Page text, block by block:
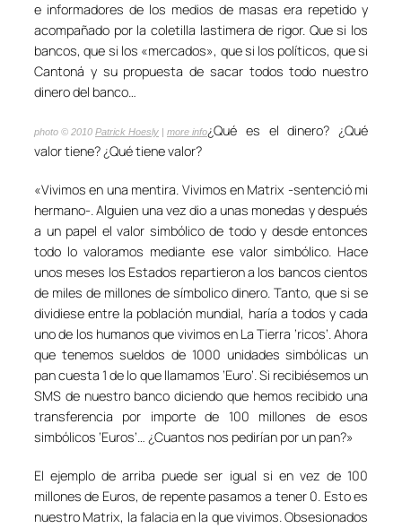
e informadores de los medios de masas era repetido y
acompañado por la coletilla lastimera de rigor. Que si los
bancos, que si los «mercados», que si los políticos, que si
Cantoná y su propuesta de sacar todos todo nuestro
dinero del banco…
photo © 2010 Patrick Hoesly more info¿Qué es el dinero? ¿Qué
valor tiene? ¿Qué tiene valor?
«Vivimos en una mentira. Vivimos en Matrix -sentenció mi
hermano-. Alguien una vez dio a unas monedas y después
a un papel el valor simbólico de todo y desde entonces
todo lo valoramos mediante ese valor simbólico. Hace
unos meses los Estados repartieron a los bancos cientos
de miles de millones de símbolico dinero. Tanto, que si se
dividiese entre la población mundial, haría a todos y cada
uno de los humanos que vivimos en La Tierra ‘ricos’. Ahora
que tenemos sueldos de 1000 unidades simbólicas un
pan cuesta 1 de lo que llamamos ‘Euro’. Si recibiésemos un
SMS de nuestro banco diciendo que hemos recibido una
transferencia por importe de 100 millones de esos
simbólicos ‘Euros’… ¿Cuantos nos pedirían por un pan?»
El ejemplo de arriba puede ser igual si en vez de 100
millones de Euros, de repente pasamos a tener 0. Esto es
nuestro Matrix, la falacia en la que vivimos. Obsesionados